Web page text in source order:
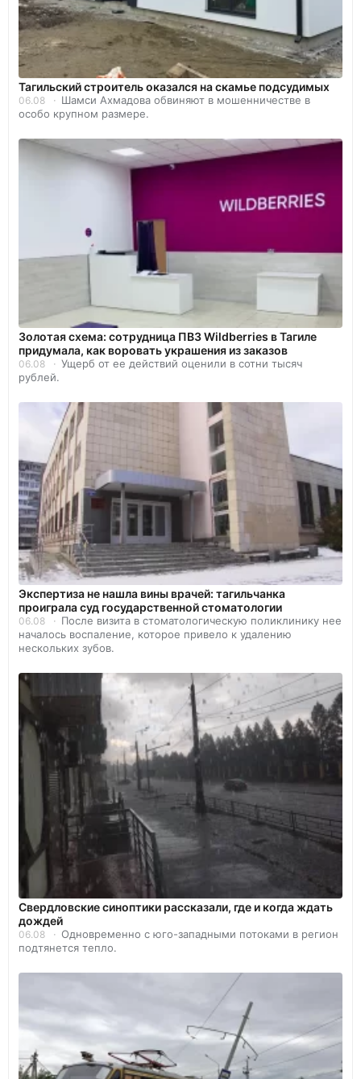
Тагильский строитель оказался на скамье подсудимых
06.08
Шамси Ахмадова обвиняют в мошенничестве в
особо крупном размере.
Золотая схема: сотрудница ПВЗ Wildberries в Тагиле
придумала, как воровать украшения из заказов
06.08
Ущерб от ее действий оценили в сотни тысяч
рублей.
Экспертиза не нашла вины врачей: тагильчанка
проиграла суд государственной стоматологии
06.08
После визита в стоматологическую поликлинику нее
началось воспаление, которое привело к удалению
нескольких зубов.
Свердловские синоптики рассказали, где и когда ждать
дождей
06.08
Одновременно с юго-западными потоками в регион
подтянется тепло.